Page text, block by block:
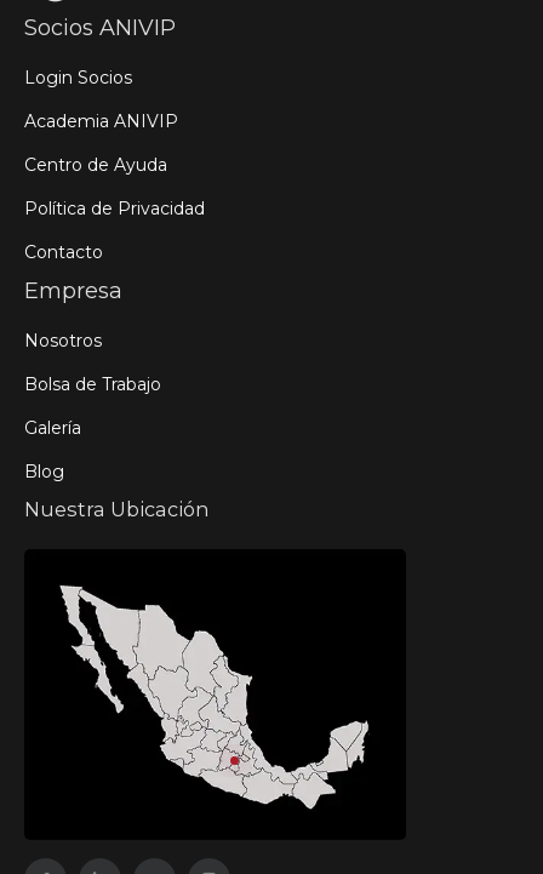
Socios ANIVIP
Login Socios
Academia ANIVIP
Centro de Ayuda
Política de Privacidad
Contacto
Empresa
Nosotros
Bolsa de Trabajo
Galería
Blog
Nuestra Ubicación